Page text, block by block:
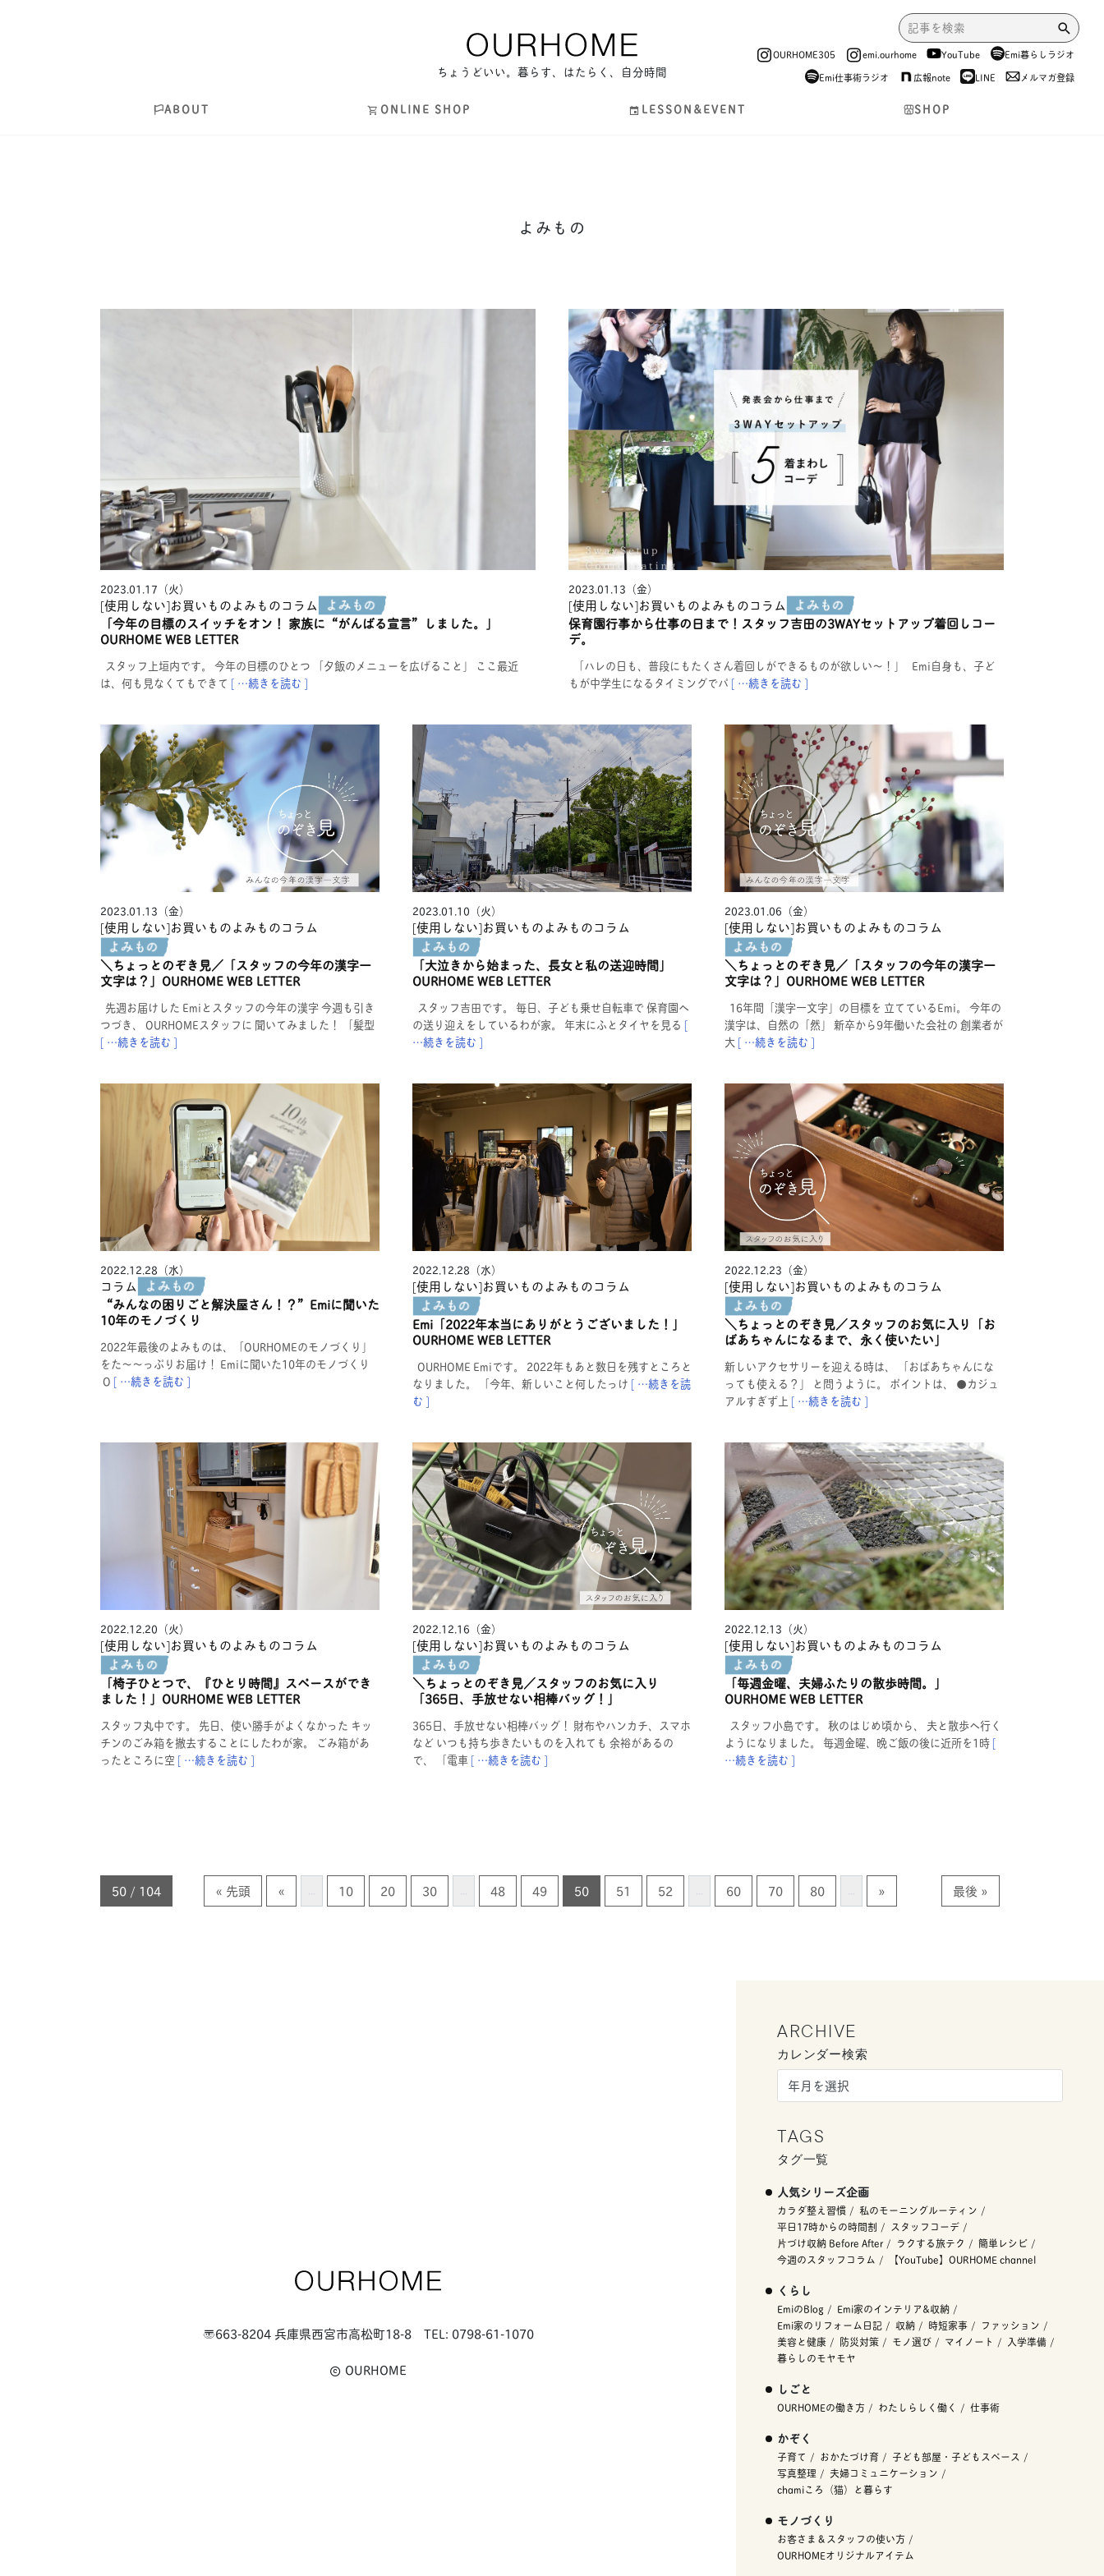
ちょうどいい。暮らす、はたらく、自分時間
OURHOME305 emi.ourhome YouTube
Emi暮らしラジオ
Emi仕事術ラジオ
広報note LINE メルマガ登録
ABOUT ONLINE SHOP LESSON&EVENT SHOP
よみもの
2023.01.17（火）
[使用しない]お買いものよみものコラム
「今年の目標のスイッチをオン！ 家族に“がんばる宣言”しました。」
OURHOME WEB LETTER
スタッフ上垣内です。 今年の目標のひとつ 「夕飯のメニューを広げること」 ここ最近
は、何も見なくてもできて [ …続きを読む ]
2023.01.13（金）
[使用しない]お買いものよみものコラム
保育園行事から仕事の日まで！スタッフ吉田の3WAYセットアップ着回しコー
デ。
「ハレの日も、普段にもたくさん着回しができるものが欲しい〜！」 Emi自身も、子ど
もが中学生になるタイミングでパ [ …続きを読む ]
2023.01.13（金）
[使用しない]お買いものよみものコラム
＼ちょっとのぞき見／「スタッフの今年の漢字一
文字は？」OURHOME WEB LETTER
先週お届けした Emiとスタッフの今年の漢字 今週も引き
つづき、 OURHOMEスタッフに 聞いてみました！ 「髪型
[ …続きを読む ]
2023.01.10（火）
[使用しない]お買いものよみものコラム
「大泣きから始まった、長女と私の送迎時間」
OURHOME WEB LETTER
スタッフ吉田です。 毎日、子ども乗せ自転車で 保育園へ
の送り迎えをしているわが家。 年末にふとタイヤを見る [
…続きを読む ]
2023.01.06（金）
[使用しない]お買いものよみものコラム
＼ちょっとのぞき見／「スタッフの今年の漢字一
文字は？」OURHOME WEB LETTER
16年間「漢字一文字」の目標を 立てているEmi。 今年の
漢字は、自然の「然」 新卒から9年働いた会社の 創業者が
大 [ …続きを読む ]
2022.12.28（水）
コラム
“みんなの困りごと解決屋さん！？”Emiに聞いた
10年のモノづくり
2022年最後のよみものは、「OURHOMEのモノづくり」
をた〜〜っぷりお届け！ Emiに聞いた10年のモノづくり
O [ …続きを読む ]
2022.12.28（水）
[使用しない]お買いものよみものコラム
Emi「2022年本当にありがとうございました！」
OURHOME WEB LETTER
OURHOME Emiです。 2022年もあと数日を残すところと
なりました。 「今年、新しいこと何したっけ [ …続きを読
む ]
2022.12.23（金）
[使用しない]お買いものよみものコラム
＼ちょっとのぞき見／スタッフのお気に入り「お
ばあちゃんになるまで、永く使いたい」
新しいアクセサリーを迎える時は、 「おばあちゃんにな
っても使える？」 と問うように。 ポイントは、 ●カジュ
アルすぎず上 [ …続きを読む ]
2022.12.20（火）
[使用しない]お買いものよみものコラム
「椅子ひとつで、『ひとり時間』スペースができ
ました！」OURHOME WEB LETTER
スタッフ丸中です。 先日、使い勝手がよくなかった キッ
チンのごみ箱を撤去することにしたわが家。 ごみ箱があ
ったところに空 [ …続きを読む ]
2022.12.16（金）
[使用しない]お買いものよみものコラム
＼ちょっとのぞき見／スタッフのお気に入り
「365日、手放せない相棒バッグ！」
365日、手放せない相棒バッグ！ 財布やハンカチ、スマホ
など いつも持ち歩きたいものを入れても 余裕があるの
で、 「電車 [ …続きを読む ]
2022.12.13（火）
[使用しない]お買いものよみものコラム
「毎週金曜、夫婦ふたりの散歩時間。」
OURHOME WEB LETTER
スタッフ小島です。 秋のはじめ頃から、 夫と散歩へ行く
ようになりました。 毎週金曜、晩ご飯の後に近所を1時 [
…続きを読む ]
50 / 104 « 先頭 « ... 10 20 30 ... 48 49 50 51 52 ... 60 70 80 ... » 最後 »
ARCHIVE
カレンダー検索
TAGS
タグ一覧
人気シリーズ企画
カラダ整え習慣
私のモーニングルーティン
平日17時からの時間割
スタッフコーデ
片づけ収納 Before After
ラクする旅テク
簡単レシピ
今週のスタッフコラム
【YouTube】OURHOME channel
くらし
EmiのBlog
Emi家のインテリア&収納
Emi家のリフォーム日記
収納 時短家事
ファッション
美容と健康
防災対策 モノ選び マイノート
入学準備
暮らしのモヤモヤ
しごと
OURHOMEの働き方 わたしらしく働く 仕事術
かぞく
子育て おかたづけ育
子ども部屋・子どもスペース
写真整理
夫婦コミュニケーション
chamiころ（猫）と暮らす
モノづくり
お客さま＆スタッフの使い方
OURHOMEオリジナルアイテム
〒663-8204 兵庫県西宮市高松町18-8 TEL: 0798-61-1070
OURHOME